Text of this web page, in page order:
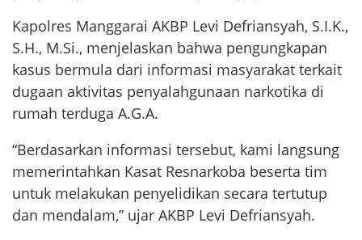
Kapolres Manggarai AKBP Levi Defriansyah, S.I.K.,
S.H., M.Si., menjelaskan bahwa pengungkapan
kasus bermula dari informasi masyarakat terkait
dugaan aktivitas penyalahgunaan narkotika di
rumah terduga A.G.A.
“Berdasarkan informasi tersebut, kami langsung
memerintahkan Kasat Resnarkoba beserta tim
untuk melakukan penyelidikan secara tertutup
dan mendalam,” ujar AKBP Levi Defriansyah.